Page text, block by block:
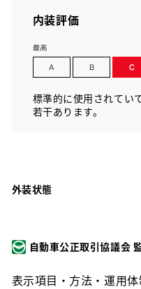
内装評価
標準的に使用されてい
若干あります。
外装状態
自動車公正取引協議会
表示項目・方法・運用